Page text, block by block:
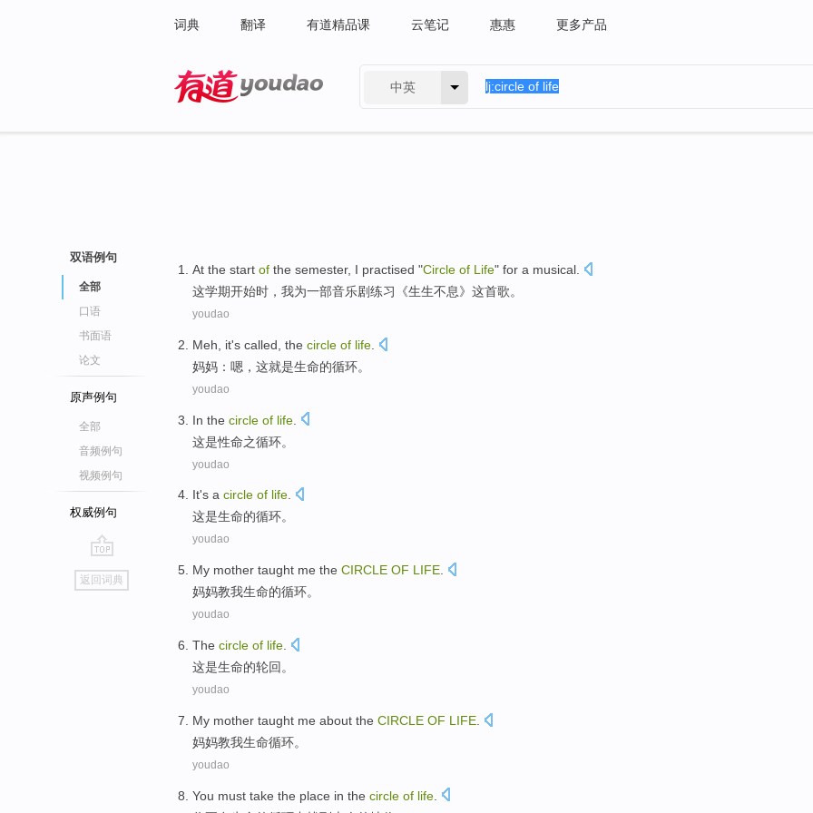
词典 翻译 有道精品课 云笔记 惠惠 更多产品
中英
双语例句
全部
口语
书面语
论文
原声例句
全部
音频例句
视频例句
权威例句
go
top
返回词典
At the start of the semester, I practised "Circle of Life" for a musical.
这学期开始时，我为一部音乐剧练习《生生不息》这首歌。
youdao
Meh it's called, the circle of life
妈妈 ：嗯， 这就是生命的循环。
youdao
In the circle of life
这是性命之循环。
youdao
It's a circle of life.
这是生命的循环。
youdao
My mother taught me the CIRCLE OF LIFE
妈妈教我生命的循环。
youdao
The circle of life
这是生命的轮回 。
youdao
My mother taught me about the CIRCLE OF LIFE
妈妈教我生命循环。
youdao
You must take the place in the circle of life